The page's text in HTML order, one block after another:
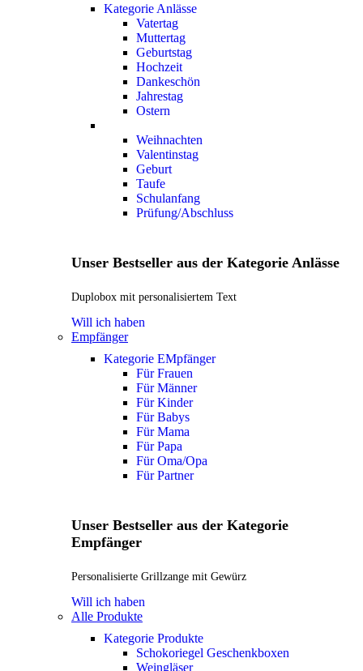
Kategorie Anlässe
Vatertag
Muttertag
Geburtstag
Hochzeit
Dankeschön
Jahrestag
Ostern
Weihnachten
Valentinstag
Geburt
Taufe
Schulanfang
Prüfung/Abschluss
Unser Bestseller aus der Kategorie Anlässe
Duplobox mit personalisiertem Text
Will ich haben
Empfänger
Kategorie EMpfänger
Für Frauen
Für Männer
Für Kinder
Für Babys
Für Mama
Für Papa
Für Oma/Opa
Für Partner
Unser Bestseller aus der Kategorie
Empfänger
Personalisierte Grillzange mit Gewürz
Will ich haben
Alle Produkte
Kategorie Produkte
Schokoriegel Geschenkboxen
Weingläser